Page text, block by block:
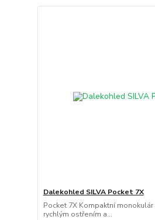
Dalekohled SILVA Pocket 7X
Pocket 7X Kompaktní
rychlým ostřením a...